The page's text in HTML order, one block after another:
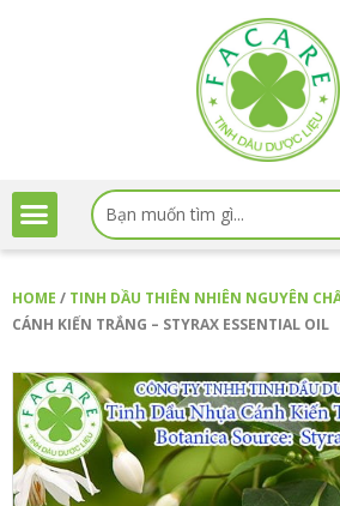
MenuSearch
...
HOME / TINH DẦU THIÊN NHIÊN NGUYÊN
CÁNH KIẾN TRẮNG – STYRAX ESSENTIAL OIL